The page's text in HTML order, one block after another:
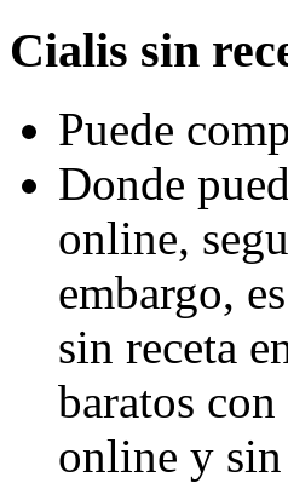
Cialis sin
Puede
Donde
online,
embargo,
sin receta
baratos
online y sin